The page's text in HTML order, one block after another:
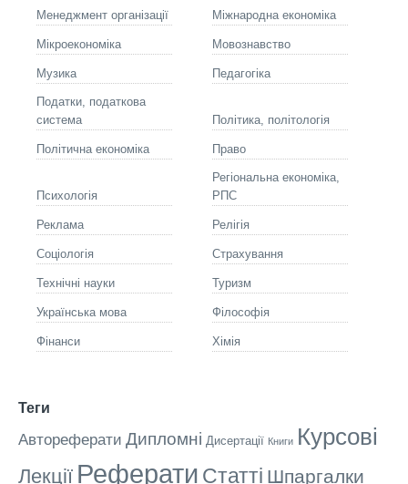
Менеджмент організації Міжнародна економіка
Мікроекономіка Мовознавство
Музика Педагогіка
Податки, податкова
система
Політика, політологія
Політична економіка Право
Психологія
Регіональна економіка,
РПС
Реклама Релігія
Соціологія Страхування
Технічні науки Туризм
Українська мова Філософія
Фінанси Хімія
Теги
Автореферати Дипломні Дисертації Книги Курсові
Лекції Реферати Статті Шпаргалки